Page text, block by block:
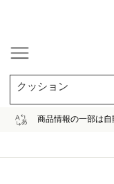
クッション
商品情報の一部は